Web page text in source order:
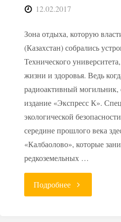
12.02.2017
Зона отдыха, которую
(Казахстан) собрались
Технического
жизни и здоровья. Ведь
радиоактивный могильник,
издание «Экспресс К».
экологической
середине прошлого века
«Калбаолово», которые
редкоземельных …
Подробнее"Казахстан: